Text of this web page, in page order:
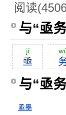
阅读
与“亟
jí
亟
与“亟
亟墨